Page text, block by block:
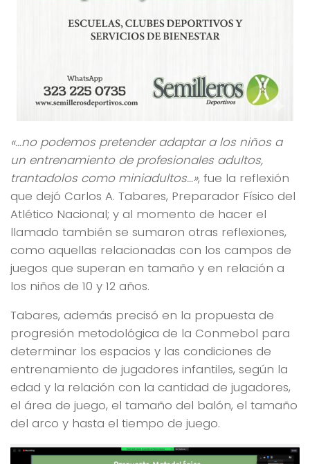
«…no podemos pretender adaptar a los niños a
un entrenamiento de profesionales adultos,
trantadolos como miniadultos…», fue la reflexión
que dejó Carlos A. Tabares, Preparador Físico del
Atlético Nacional; y al momento de hacer el
llamado también se sumaron otras reflexiones,
como aquellas relacionadas con los campos de
juegos que superan en tamaño y en relación a
los niños de 10 y 12 años.
Tabares, además precisó en la propuesta de
progresión metodológica de la Conmebol para
determinar los espacios y las condiciones de
entrenamiento de jugadores infantiles, según la
edad y la relación con la cantidad de jugadores,
el área de juego, el tamaño del balón, el tamaño
del arco y hasta el tiempo de juego.